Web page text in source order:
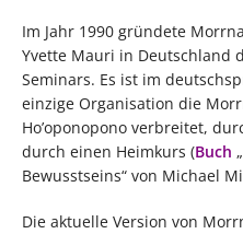
Im Jahr 1990 gründete
Yvette Mauri in Deutschland
Seminars. Es ist im
einzige Organisation die
Ho’oponopono verbreitet,
durch einen Heimkurs (Buch
Bewusstseins“ von Michael
Die aktuelle Version von